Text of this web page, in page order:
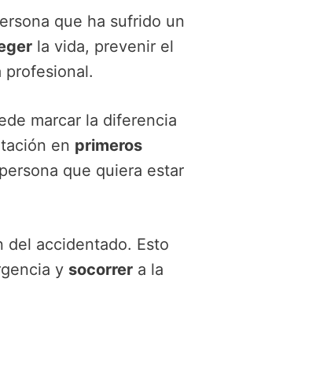
que ha sufrido un
la vida, prevenir el
profesional.
marcar la diferencia
en primeros
que quiera estar
del accidentado. Esto
y socorrer a la